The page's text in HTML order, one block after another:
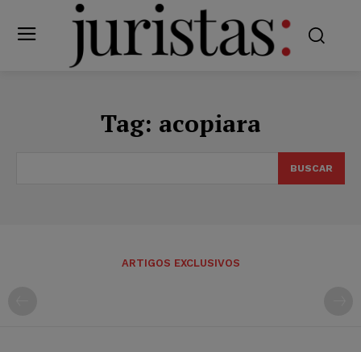
Tag: acopiara
BUSCAR
ARTIGOS EXCLUSIVOS